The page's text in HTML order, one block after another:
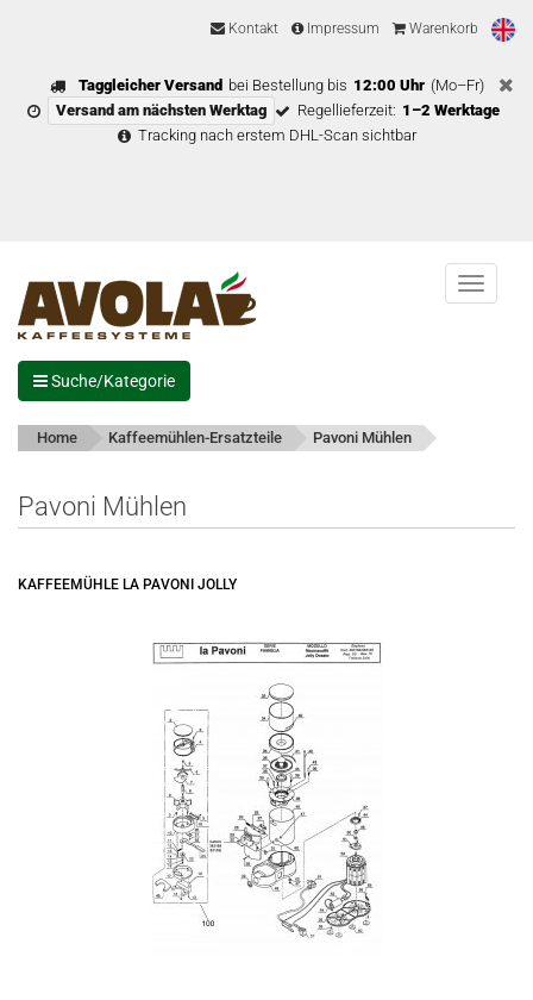
Kontakt Impressum Warenkorb
Taggleicher Versand bei Bestellung bis 12:00 Uhr (Mo–Fr)
Versand am nächsten Werktag
Regellieferzeit: 1–2 Werktage
Tracking nach erstem DHL-Scan sichtbar
Menu
Suche/Kategorie
Home Kaffeemühlen-Ersatzteile Pavoni Mühlen
Pavoni Mühlen
KAFFEEMÜHLE LA PAVONI JOLLY